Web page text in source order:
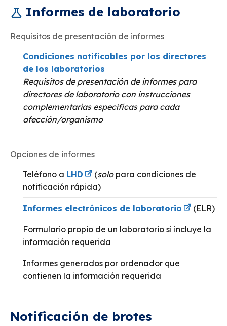
Informes de laboratorio
Requisitos de presentación de informes
Condiciones notificables por los directores
de los laboratorios
Requisitos de presentación de informes para
directores de laboratorio con instrucciones
complementarias específicas para cada
afección/organismo
Opciones de informes
Teléfono a LHD (solopara condiciones de
notificación rápida)
Informes electrónicos de laboratorio (ELR)
Formulario propio de un laboratorio si incluye la
información requerida
Informes generados por ordenador que
contienen la información requerida
Notificación de brotes